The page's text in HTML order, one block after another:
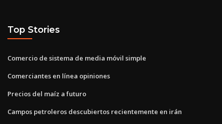
Top Stories
Comercio de sistema de media móvil simple
Comerciantes en línea opiniones
Precios del maíz a futuro
Campos petroleros descubiertos recientemente en irán